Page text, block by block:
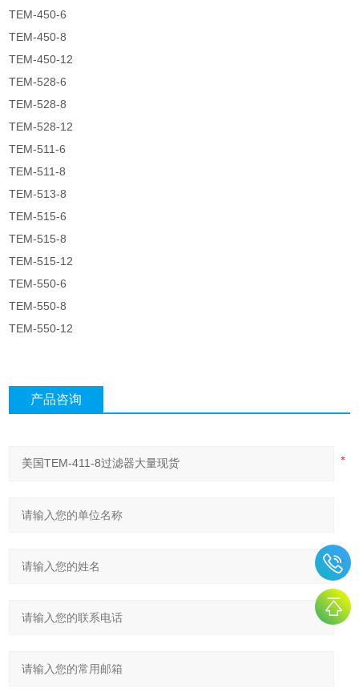
TEM-450-6
TEM-450-8
TEM-450-12
TEM-528-6
TEM-528-8
TEM-528-12
TEM-511-6
TEM-511-8
TEM-513-8
TEM-515-6
TEM-515-8
TEM-515-12
TEM-550-6
TEM-550-8
TEM-550-12
产品咨询